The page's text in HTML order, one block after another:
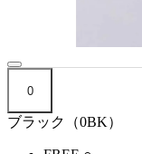
0
ブラック（0BK）